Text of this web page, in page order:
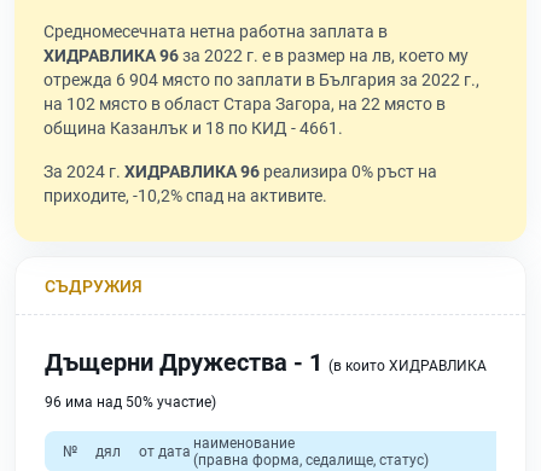
Средномесечната нетна работна заплата в
ХИДРАВЛИКА 96за 2022 г. е в размер на лв, което му
отрежда 6 904 място по заплати в България за 2022 г.,
на 102 място в област Стара Загора, на 22 място в
община Казанлък и 18 по КИД - 4661.
За 2024 г. ХИДРАВЛИКА 96 реализира 0% ръст на
приходите, -10,2% спад на активите.
СЪДРУЖИЯ
Дъщерни Дружества - 1 (в които ХИДРАВЛИКА
96 има над 50% участие)
№ дял от дата наименование
(правна форма, седалище, статус)